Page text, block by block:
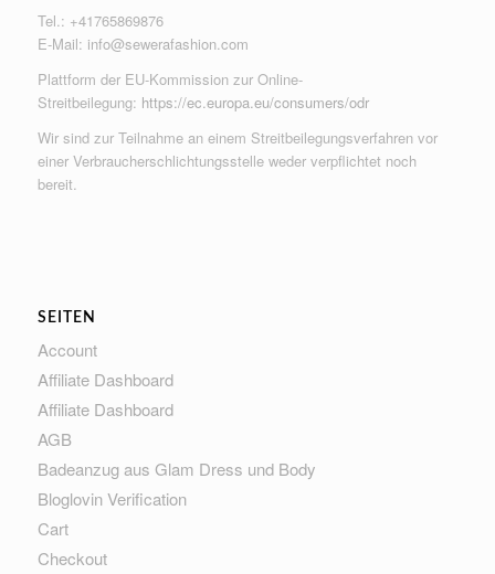
Tel.: +41765869876
E-Mail: info@sewerafashion.com
Plattform der EU-Kommission zur Online-
Streitbeilegung: https://ec.europa.eu/consumers/odr
Wir sind zur Teilnahme an einem Streitbeilegungsverfahren vor
einer Verbraucherschlichtungsstelle weder verpflichtet noch
bereit.
SEITEN
Account
Affiliate Dashboard
Affiliate Dashboard
AGB
Badeanzug aus Glam Dress und Body
Bloglovin Verification
Cart
Checkout